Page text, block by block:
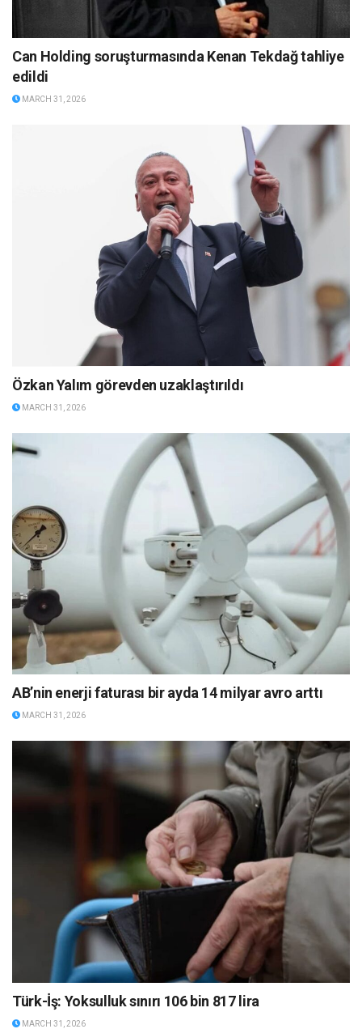
Can Holding soruşturmasında Kenan Tekdağ tahliye
edildi
MARCH 31, 2026
Özkan Yalım görevden uzaklaştırıldı
MARCH 31, 2026
AB’nin enerji faturası bir ayda 14 milyar avro arttı
MARCH 31, 2026
Türk-İş: Yoksulluk sınırı 106 bin 817 lira
MARCH 31, 2026